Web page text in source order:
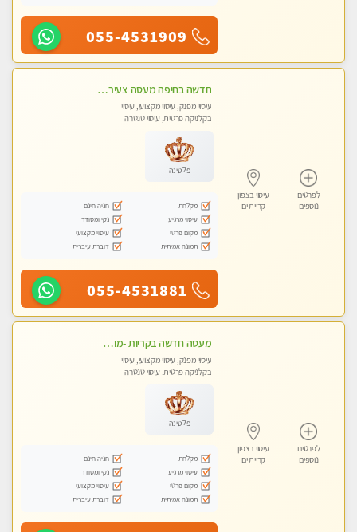
055-4531909
לפרטים
נוספים
עיסוי בצפון
קריית ים
חדשה בחיפה מעסה צעירה איכותית וקלאסית מזמינה אותך לעיסוי נעים מפנק ומרגיע . . . highly recommended..new in the city
עיסוי מפנק, עיסוי מקצועי, עיסוי
בקלניקה פרטית, עיסוי טנטרה
פלטינה
מקלחת
חניה חינם
עיסוי מרגיע
נקי ומסודר
מקום פרטי
עיסוי מקצועי
תמונה אמיתית
דוברת עיברית
055-4531881
לפרטים
נוספים
עיסוי בצפון
קריית ים
מעסה חדשה בקריות -מומלץ לחלוטין!!!! כל סוגי העיסויים מעסה מקצועית ואיכותית פרטי!!!
עיסוי מפנק, עיסוי מקצועי, עיסוי
בקלניקה פרטית, עיסוי טנטרה
פלטינה
מקלחת
חניה חינם
עיסוי מרגיע
נקי ומסודר
מקום פרטי
עיסוי מקצועי
תמונה אמיתית
דוברת עיברית